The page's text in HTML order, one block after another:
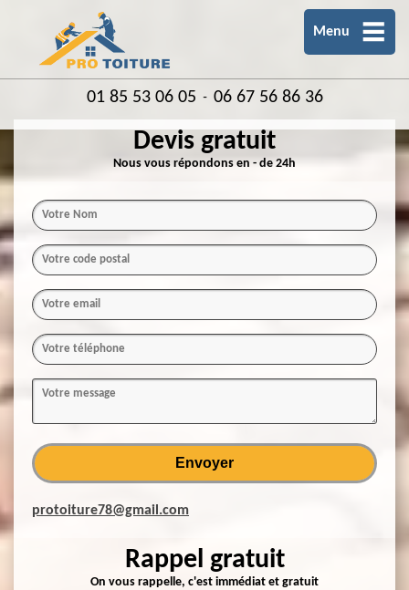
Menu
01 85 53 06 05 - 06 67 56 86 36
Devis gratuit
Nous vous répondons en - de 24h
protoiture78@gmail.com
Rappel gratuit
On vous rappelle, c'est immédiat et gratuit